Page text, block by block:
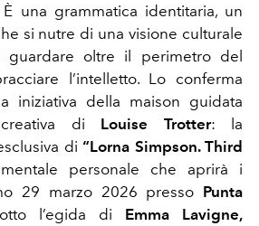
una grammatica identitaria, un
si nutre di una visione culturale
guardare oltre il perimetro del
l’intelletto. Lo conferma
iniziativa della maison guidata
di Louise Trotter: la
di“Lorna Simpson. Third
personale che aprirà i
29 marzo 2026 presso Punta
l’egida di Emma Lavigne,